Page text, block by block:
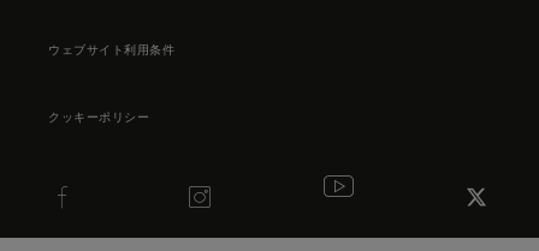
ウェブサイト利用条件
クッキーポリシー